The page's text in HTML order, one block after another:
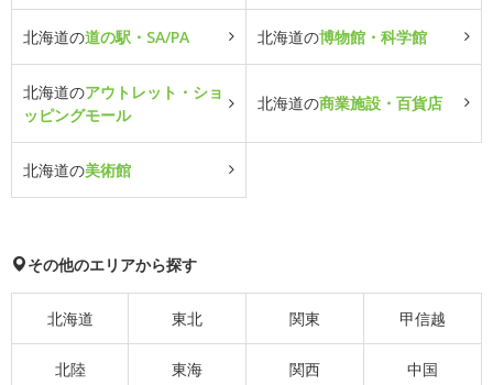
北海道の道の駅・SA/PA 北海道の博物館・科学館
北海道のアウトレット・ショ
ッピングモール
北海道の商業施設・百貨店
北海道の美術館
その他のエリアから探す
北海道 東北 関東 甲信越
北陸 東海 関西 中国